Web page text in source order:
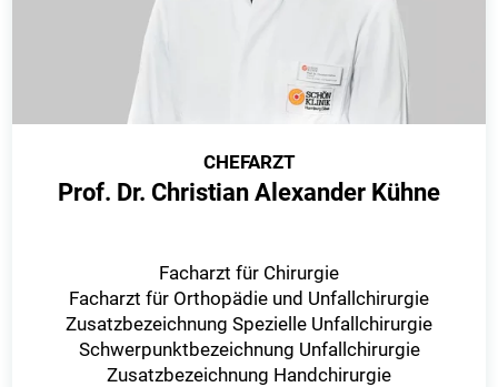
CHEFARZT
Prof. Dr. Christian Alexander Kühne
Facharzt für Chirurgie
Facharzt für Orthopädie und Unfallchirurgie
Zusatzbezeichnung Spezielle Unfallchirurgie
Schwerpunktbezeichnung Unfallchirurgie
Zusatzbezeichnung Handchirurgie